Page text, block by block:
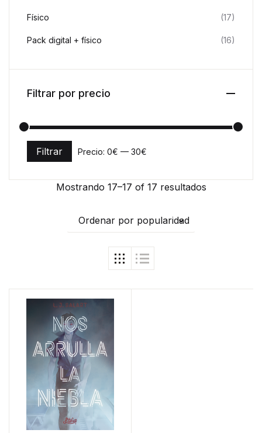
Mostrando 17–17 of 17 resultados
Ordenar por popularidad
Físico (17)
Pack digital + físico (16)
Filtrar por precio
Precio mínimo
Precio máximo
Filtrar Precio: 0€ — 30€